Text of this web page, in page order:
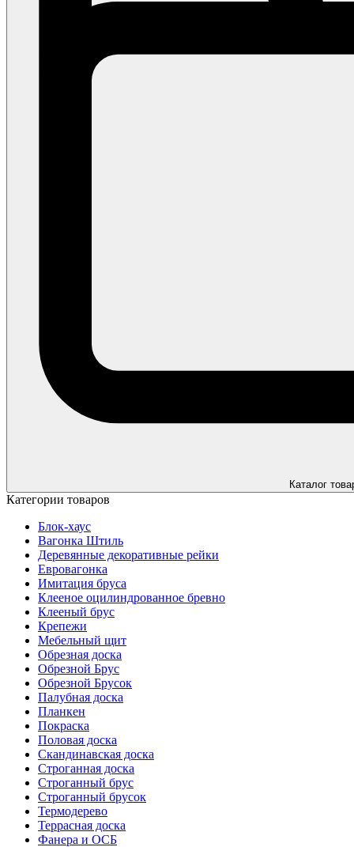
Каталог
Категории товаров
Блок-хаус
Вагонка Штиль
Деревянные декоративные рейки
Евровагонка
Имитация бруса
Клееное оцилиндрованное бревно
Клееный брус
Крепежи
Мебельный щит
Обрезная доска
Обрезной Брус
Обрезной Брусок
Палубная доска
Планкен
Покраска
Половая доска
Скандинавская доска
Строганная доска
Строганный брус
Строганный брусок
Термодерево
Террасная доска
Фанера и ОСБ